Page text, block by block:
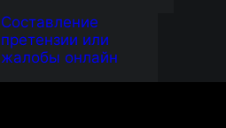
Составление
претензии или
жалобы онлайн